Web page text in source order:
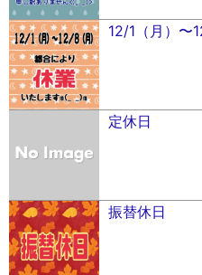
12/1（月）〜
定休日
振替休日